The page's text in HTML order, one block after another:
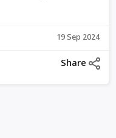
19 Sep 2024
Share